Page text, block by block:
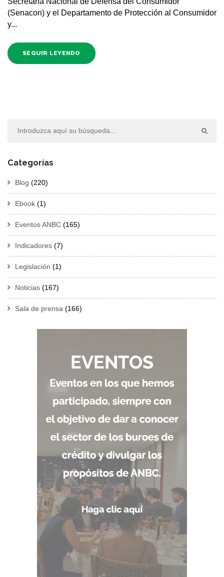
(Senacon) y el Departamento de Protección al Consumidor
y...
SEGUIR LEYENDO
Categorías
Blog (220)
Ebook (1)
Eventos ANBC (165)
Indicadores (7)
Legislación (1)
Noticias (167)
Sala de prensa (166)